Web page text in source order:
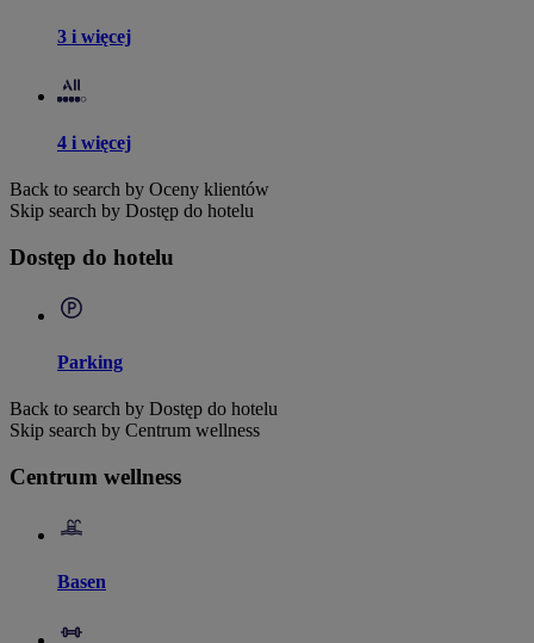
3 i więcej
4 i więcej
Back to search by Oceny klientów
Skip search by Dostęp do hotelu
Dostęp do hotelu
Parking
Back to search by Dostęp do hotelu
Skip search by Centrum wellness
Centrum wellness
Basen